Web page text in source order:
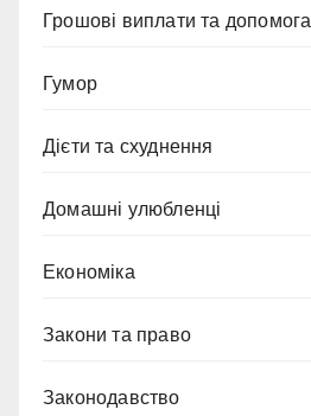
Грошові виплати та допомога
Гумор
Дієти та схуднення
Домашні улюбленці
Економіка
Закони та право
Законодавство